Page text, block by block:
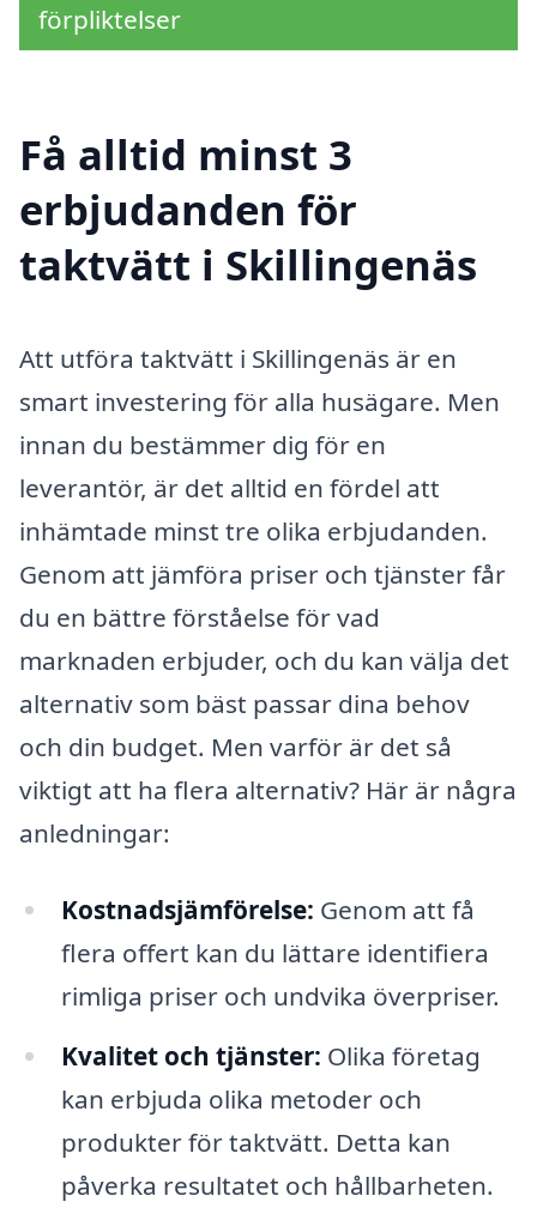
förpliktelser
Få alltid minst 3
erbjudanden för
taktvätt i Skillingenäs
Att utföra taktvätt i Skillingenäs är en
smart investering för alla husägare. Men
innan du bestämmer dig för en
leverantör, är det alltid en fördel att
inhämtade minst tre olika erbjudanden.
Genom att jämföra priser och tjänster får
du en bättre förståelse för vad
marknaden erbjuder, och du kan välja det
alternativ som bäst passar dina behov
och din budget. Men varför är det så
viktigt att ha flera alternativ? Här är några
anledningar:
Kostnadsjämförelse: Genom att få
flera offert kan du lättare identifiera
rimliga priser och undvika överpriser.
Kvalitet och tjänster: Olika företag
kan erbjuda olika metoder och
produkter för taktvätt. Detta kan
påverka resultatet och hållbarheten.